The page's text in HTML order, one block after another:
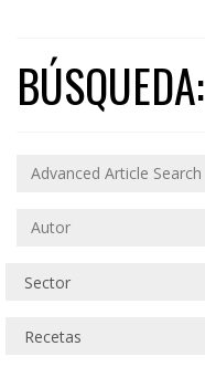
BÚSQUEDA: